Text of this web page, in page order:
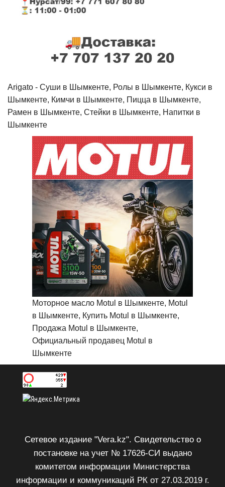
Arigato - Cуши в Шымкенте, Ролы в Шымкенте, Кукси в
Шымкенте, Кимчи в Шымкенте, Пицца в Шымкенте,
Рамен в Шымкенте, Стейки в Шымкенте, Напитки в
Шымкенте
Моторное масло Motul в Шымкенте, Motul
в Шымкенте, Купить Motul в Шымкенте,
Продажа Motul в Шымкенте,
Официальный продавец Motul в
Шымкенте
Сетевое издание "Vera.kz". Свидетельство о
постановке на учет № 17626-СИ выдано
комитетом информации Министерства
информации и коммуникаций РК от 27.03.2019 г.